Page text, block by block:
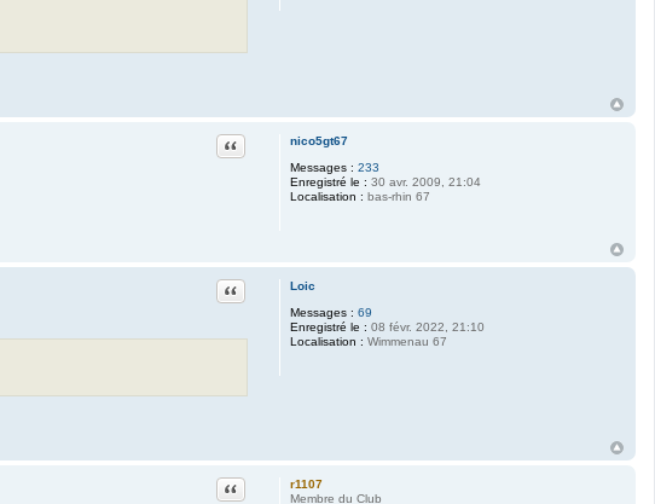
nico5gt67
Messages : 233
Enregistré le : 30 avr. 2009, 21:04
Localisation : bas-rhin 67
Citation
Loic
Messages : 69
Enregistré le : 08 févr. 2022, 21:10
Localisation : Wimmenau 67
Citation
r1107
Membre du Club
Citation